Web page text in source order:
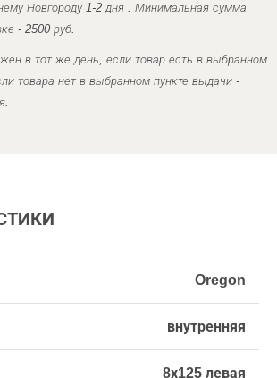
Новгороду 1-2 дня . Минимальная сумма
- 2500 руб.
в тот же день, если товар есть в выбранном
товара нет в выбранном пункте выдачи -
Oregon
внутренняя
8х125 левая